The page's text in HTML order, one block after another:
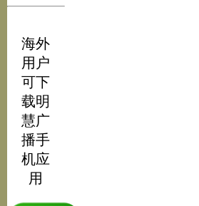
海外
用户
可下
载明
慧广
播手
机应
用